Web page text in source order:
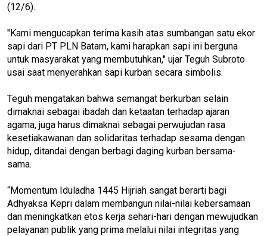
(12/6).
"Kami mengucapkan terima kasih atas sumbangan satu ekor
sapi dari PT PLN Batam, kami harapkan sapi ini berguna
untuk masyarakat yang membutuhkan," ujar Teguh Subroto
usai saat menyerahkan sapi kurban secara simbolis.
Teguh mengatakan bahwa semangat berkurban selain
dimaknai sebagai ibadah dan ketaatan terhadap ajaran
agama, juga harus dimaknai sebagai perwujudan rasa
kesetiakawanan dan solidaritas terhadap sesama dengan
hidup, ditandai dengan berbagi daging kurban bersama-
sama.
“Momentum Iduladha 1445 Hijriah sangat berarti bagi
Adhyaksa Kepri dalam membangun nilai-nilai kebersamaan
dan meningkatkan etos kerja sehari-hari dengan mewujudkan
pelayanan publik yang prima melalui nilai integritas yang